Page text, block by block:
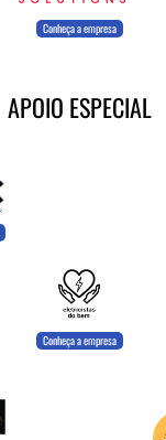
Conheça a empresa
APOIO ESPECIAL
Conheça a empresa